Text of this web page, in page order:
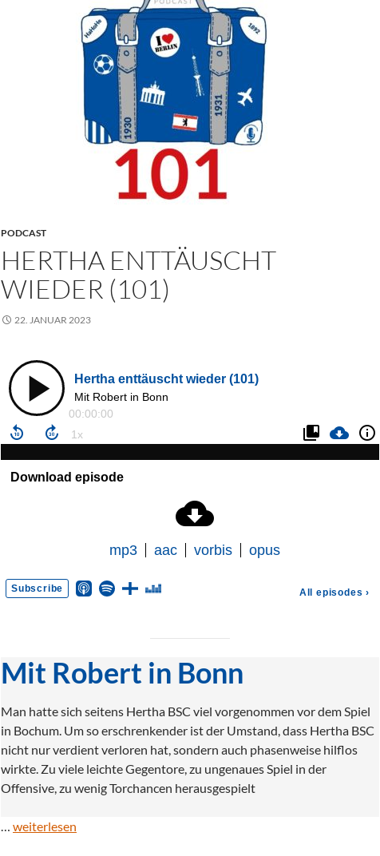
PODCAST
HERTHA ENTTÄUSCHT
WIEDER (101)
22. JANUAR 2023
Mit Robert in Bonn
Man hatte sich seitens Hertha BSC viel vorgenommen vor dem Spiel
in Bochum. Um so erschrenkender ist der Umstand, dass Hertha BSC
nicht nur verdient verloren hat, sondern auch phasenweise hilflos
wirkte. Zu viele leichte Gegentore, zu ungenaues Spiel in der
Offensive, zu wenig Torchancen herausgespielt
… weiterlesen